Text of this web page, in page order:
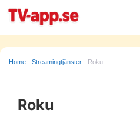
Hoppa
innehåll
Home - Streamingtjänster - Roku
Roku